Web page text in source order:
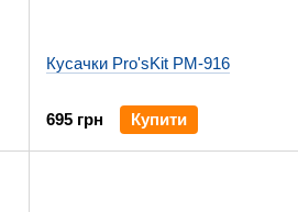
Кусачки Pro'sKit PM-916
695 грн Купити